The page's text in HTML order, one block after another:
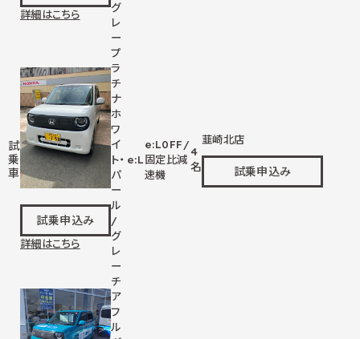
詳細はこちら
グ
レ
ー
試
乗
車
試乗申込み
詳細はこちら
プ
ラ
チ
ナ
ホ
ワ
イ
ト・
パ
ー
ル
/
グ
レ
ー
e:L
e:L0FF/
固定比減
速機
4
名
韮崎北店
試乗申込み
チ
ア
フ
ル